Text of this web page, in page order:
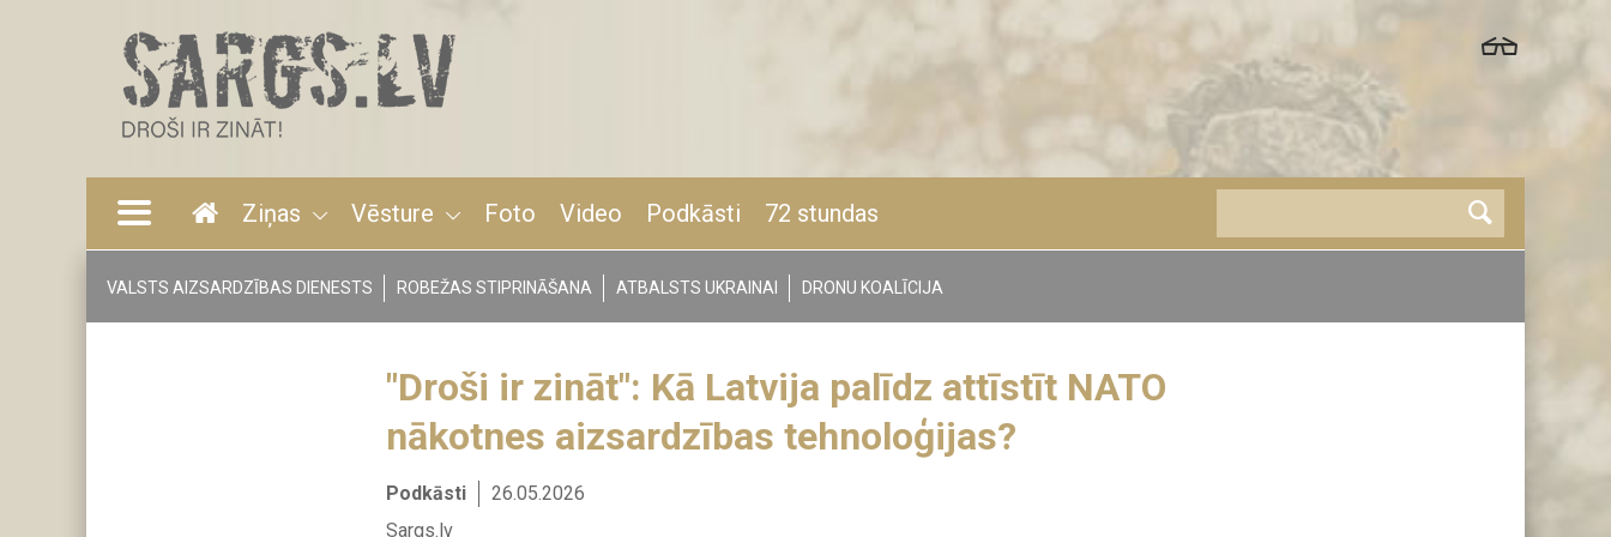
Main
navigation
Ziņas Vēsture Foto Video Podkāsti 72 stundas
VALSTS AIZSARDZĪBAS DIENESTS ROBEŽAS STIPRINĀŠANA ATBALSTS UKRAINAI DRONU KOALĪCIJA
"Droši ir zināt": Kā Latvija palīdz attīstīt NATO
nākotnes aizsardzības tehnoloģijas?
Podkāsti
26.05.2026
Sargs.lv